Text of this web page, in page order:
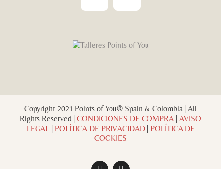
Copyright 2021 Points of You® Spain & Colombia | All
Rights Reserved | CONDICIONES DE COMPRA AVISO
LEGAL| POLÍTICA DE PRIVACIDAD| POLÍTICA DE
COOKIES